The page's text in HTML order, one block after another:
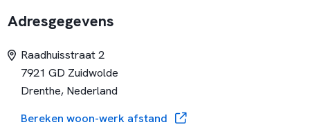
Adresgegevens
Raadhuisstraat 2
7921 GD Zuidwolde
Drenthe, Nederland
Bereken woon-werk afstand